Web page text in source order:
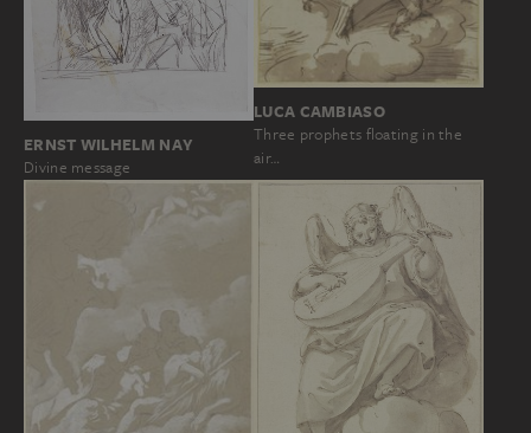
ERNST WILHELM NAY
Divine message
LUCA CAMBIASO
Three prophets floating in the
air…